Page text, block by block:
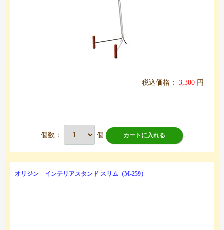
税込価格： 3,300 円
個数： 個 カートに入れる
オリジン インテリアスタンド スリム（M-259）